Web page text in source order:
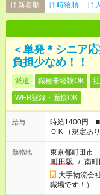
新着順 時給順
＜単発＊シニア
負担少なめ！！
派遣 職種未経験OK
WEB登録・面接OK
給与
時給1400円 ■
ＯＫ（規定あり
勤務地
東京都町田市
町田駅
/ 南
大手物流会
職場です！）